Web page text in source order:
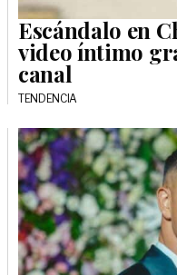
Escándalo en
video íntimo
canal
TENDENCIA